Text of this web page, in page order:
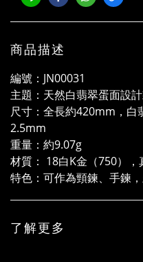
商品描述
編號：JN00031
主題：天然白翡翠蛋面設
尺寸：全長約420mm，
2.5mm
重量：約9.07g
材質： 18白K金（750），
特色：可作為頸鍊、手鍊
了解更多